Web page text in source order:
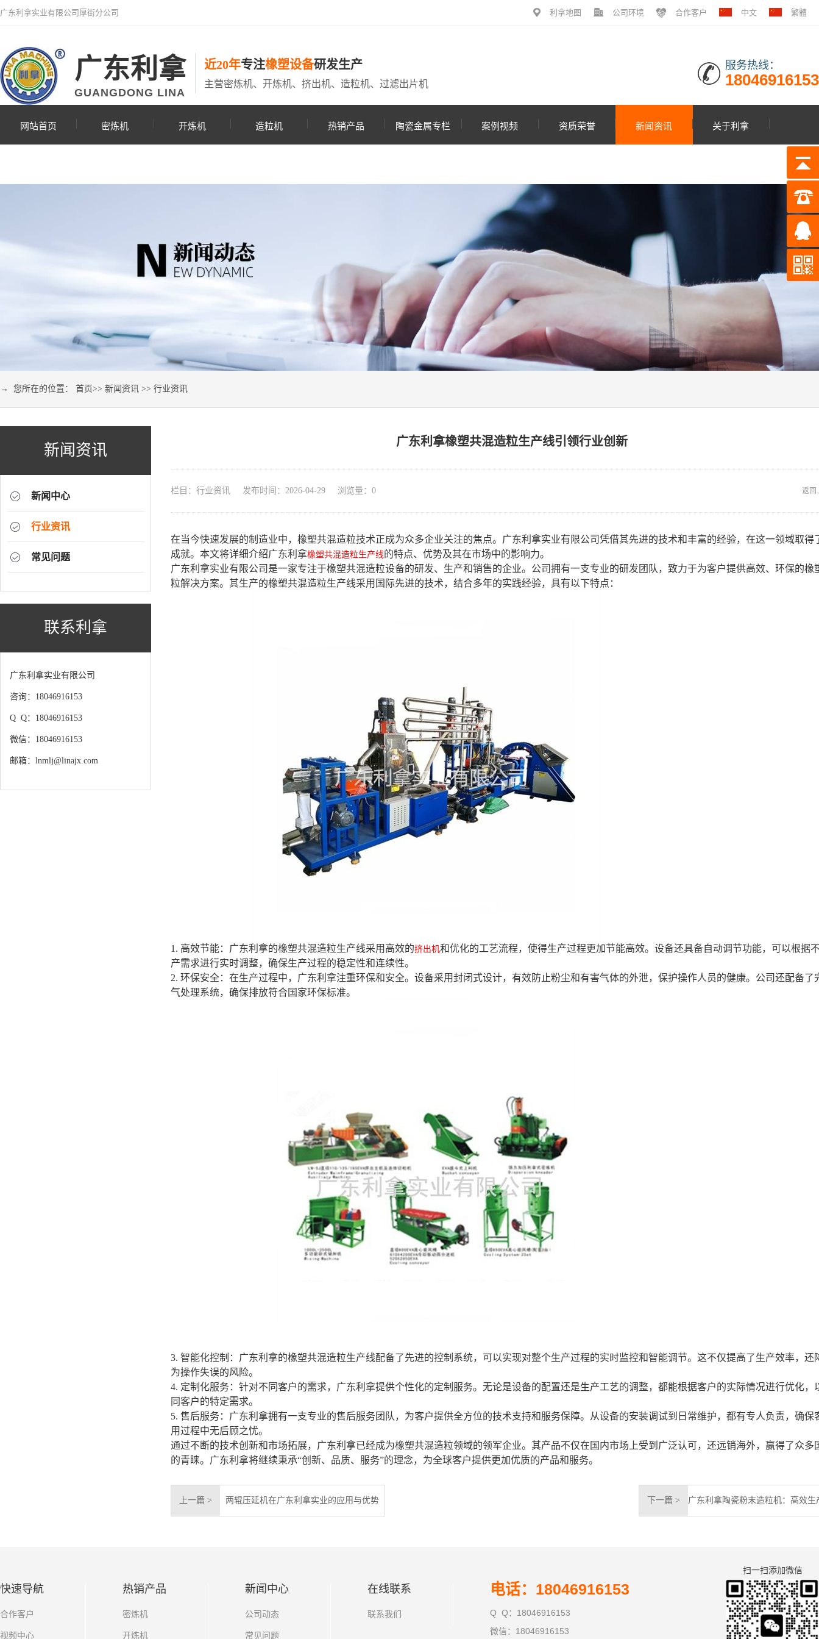
广东利拿实业有限公司厚街分公司 利拿地图 公司环境 合作客户 中文 繁體
广东利拿
GUANGDONG LINA
近20年专注橡塑设备研发生产
主营密炼机、开炼机、挤出机、造粒机、过滤出片机
服务热线：
18046916153
网站首页 密炼机 开炼机 造粒机 热销产品 陶瓷金属专栏 案例视频 资质荣誉 新闻资讯 关于利拿
→ 您所在的位置： 首页>> 新闻资讯 >> 行业资讯
新闻资讯
新闻中心
行业资讯
常见问题
联系利拿
广东利拿实业有限公司
咨询：18046916153
Q Q：18046916153
微信：18046916153
邮箱：lnmlj@linajx.com
广东利拿橡塑共混造粒生产线引领行业创新
栏目：行业资讯 发布时间：2026-04-29 浏览量： 0 返回
在当今快速发展的制造业中，橡塑共混造粒技术正成为众多企业关注的焦点。广东利拿实业有限公司凭借其先进的技术和丰富的经验，在这一领域取得
成就。本文将详细介绍广东利拿橡塑共混造粒生产线的特点、优势及其在市场中的影响力。
广东利拿实业有限公司是一家专注于橡塑共混造粒设备的研发、生产和销售的企业。公司拥有一支专业的研发团队，致力于为客户提供高效、环保的橡
粒解决方案。其生产的橡塑共混造粒生产线采用国际先进的技术，结合多年的实践经验，具有以下特点：
1. 高效节能：广东利拿的橡塑共混造粒生产线采用高效的挤出机和优化的工艺流程，使得生产过程更加节能高效。设备还具备自动调节功能，可以根据
产需求进行实时调整，确保生产过程的稳定性和连续性。
2. 环保安全：在生产过程中，广东利拿注重环保和安全。设备采用封闭式设计，有效防止粉尘和有害气体的外泄，保护操作人员的健康。公司还配备了
气处理系统，确保排放符合国家环保标准。
3. 智能化控制：广东利拿的橡塑共混造粒生产线配备了先进的控制系统，可以实现对整个生产过程的实时监控和智能调节。这不仅提高了生产效率，还
为操作失误的风险。
4. 定制化服务：针对不同客户的需求，广东利拿提供个性化的定制服务。无论是设备的配置还是生产工艺的调整，都能根据客户的实际情况进行优化，
同客户的特定需求。
5. 售后服务：广东利拿拥有一支专业的售后服务团队，为客户提供全方位的技术支持和服务保障。从设备的安装调试到日常维护，都有专人负责，确保
用过程中无后顾之忧。
通过不断的技术创新和市场拓展，广东利拿已经成为橡塑共混造粒领域的领军企业。其产品不仅在国内市场上受到广泛认可，还远销海外，赢得了众多
的青睐。广东利拿将继续秉承“创新、品质、服务”的理念，为全球客户提供更加优质的产品和服务。
上一篇 > 两辊压延机在广东利拿实业的应用与优势 下一篇 >
快速导航
合作客户
视频中心
热销产品
密炼机
开炼机
新闻中心
公司动态
常见问题
在线联系
联系我们
电话：18046916153
Q Q：18046916153
微信：18046916153
扫一扫添加微信